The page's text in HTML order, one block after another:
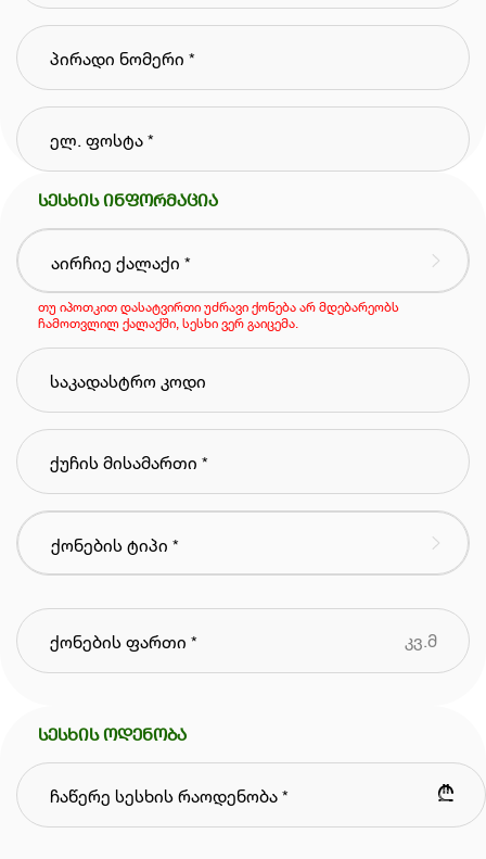
სესხის ინფორმაცია
თუ იპოთკით დასატვირთი უძრავი ქონება არ მდებარეობს
ჩამოთვლილ ქალაქში, სესხი ვერ გაიცემა.
კვ.მ
სესხის ოდენობა
₾